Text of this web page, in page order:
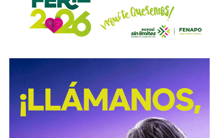
no solo ahí, sino en toda la ciudad, están mal pintadas,
opacas, mal colocadas o tapadas por árboles
compartieron videos, que criticaron al
conductores hacia peatones
(como si eso no fuera pan
de cada día), ¿por qué no acompañaron sus post con un
“circule con cuidado”, “cumpla con lo establecido”,
“respete al peatón”?
A mis colegas de los medios: falta para el 2027, no
empecemos desde ya a
querer caerle mejor al que